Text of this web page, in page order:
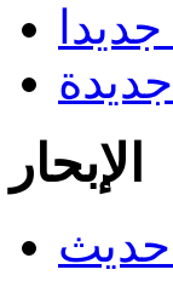
الإبحار